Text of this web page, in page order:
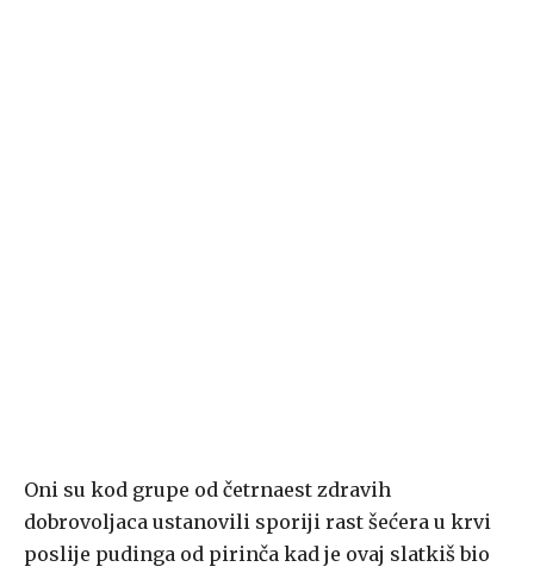
Oni su kod grupe od četrnaest zdravih
dobrovoljaca ustanovili sporiji rast šećera u krvi
poslije pudinga od pirinča kad je ovaj slatkiš bio